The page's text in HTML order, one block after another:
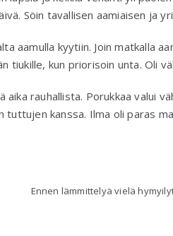
Söin tavallisen aamiaisen ja
aamulla kyytiin. Join matkalla
tiukille, kun priorisoin unta. Oli
aika rauhallista. Porukkaa valui
tuttujen kanssa. Ilma oli paras
Ennen lämmittelyä vielä